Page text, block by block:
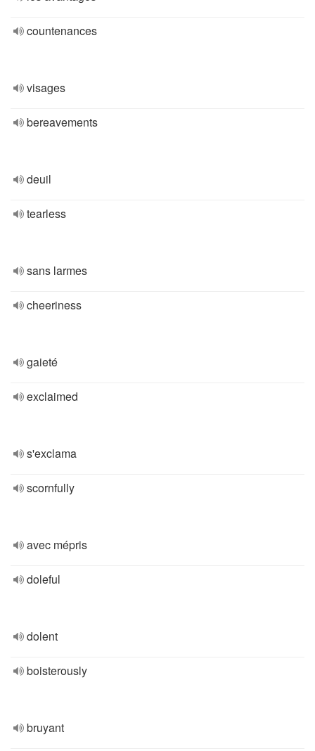
countenances
visages
bereavements
deuil
tearless
sans larmes
cheeriness
gaieté
exclaimed
s'exclama
scornfully
avec mépris
doleful
dolent
boisterously
bruyant